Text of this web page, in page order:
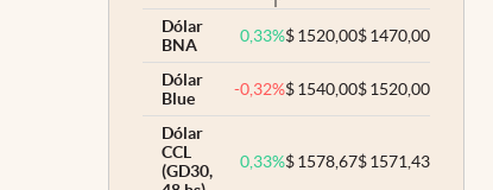
Dólar
BNA
0,33%$1520,00$1470,00
Dólar
Blue
-0,32%$1540,00$1520,00
Dólar
CCL
(GD30,
0,33%$1578,67$1571,43